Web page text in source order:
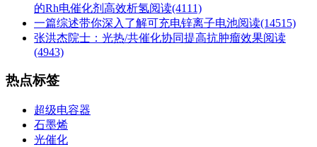
的Rh电催化剂高效析氢阅读(4111)
一篇综述带你深入了解可充电锌离子电池阅读(14515)
张洪杰院士：光热/共催化协同提高抗肿瘤效果阅读
(4943)
热点标签
超级电容器
石墨烯
光催化